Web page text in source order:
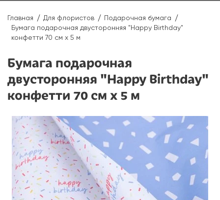
Главная Для флористов
Подарочная бумага
Бумага подарочная двусторонняя "Happy Birthday"
конфетти 70 см х 5 м
Бумага подарочная
двусторонняя "Happy Birthday"
конфетти 70 см х 5 м